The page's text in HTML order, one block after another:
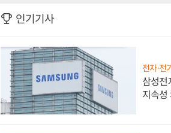
인기기사
전자·전
삼성전
지속성